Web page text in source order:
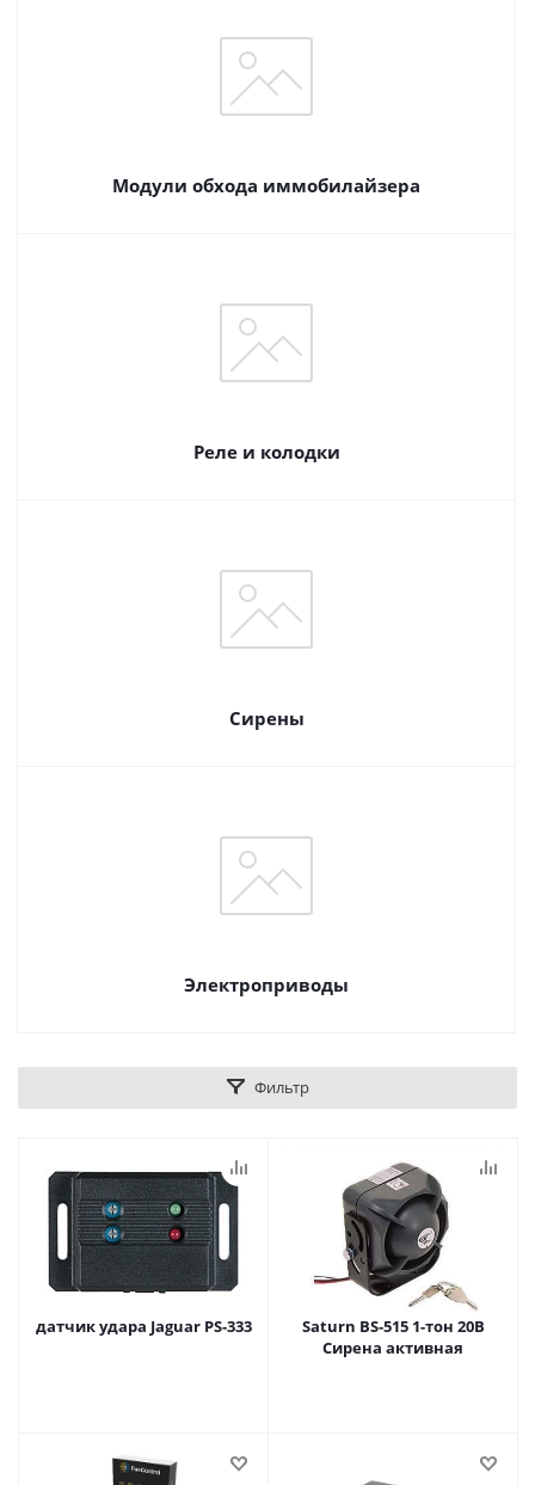
Модули обхода иммобилайзера
Реле и колодки
Сирены
Электроприводы
Фильтр
датчик удара Jaguar PS-333
Saturn BS-515 1-тон 20В
Сирена активная